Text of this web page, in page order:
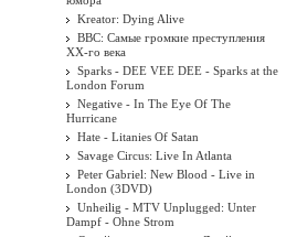
Kreator: Dying Alive
BBC: Самые громкие преступления
XX-го века
Sparks - DEE VEE DEE - Sparks at the
London Forum
Negative - In The Eye Of The
Hurricane
Hate - Litanies Of Satan
Savage Circus: Live In Atlanta
Peter Gabriel: New Blood - Live in
London (3DVD)
Unheilig - MTV Unplugged: Unter
Dampf - Ohne Strom